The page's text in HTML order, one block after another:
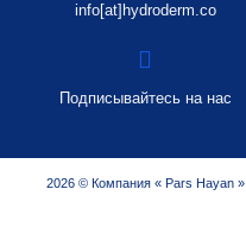
info[at]hydroderm.co
Подписывайтесь на нас
2026 © Компания « Pars Hayan »